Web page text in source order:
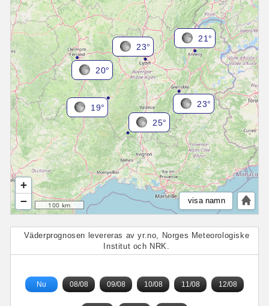
23°
23°
19°
20°
21°
25°
+
−
100 km visa namn
Väderprognosen levereras av yr.no, Norges Meteorologiske
Institut och NRK.
Nu 08/08 09/08 10/08 11/08 12/08